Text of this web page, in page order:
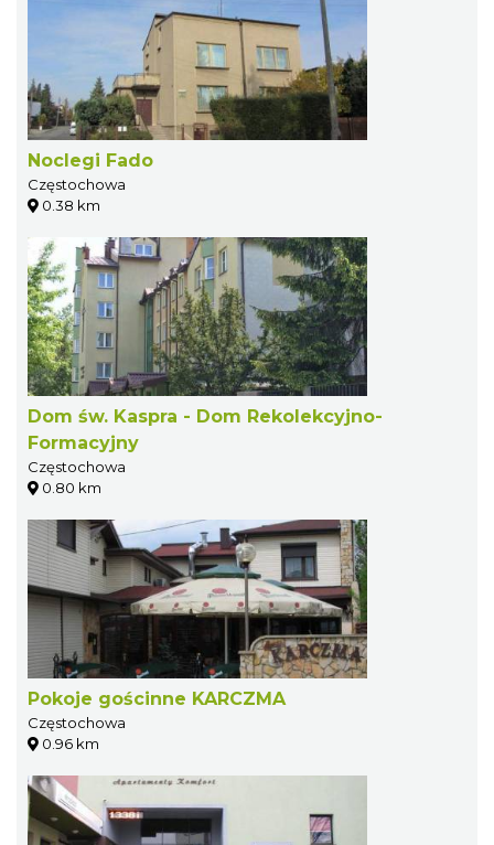
Noclegi Fado
Częstochowa
0.38 km
Dom św. Kaspra - Dom Rekolekcyjno-
Formacyjny
Częstochowa
0.80 km
Pokoje gościnne KARCZMA
Częstochowa
0.96 km